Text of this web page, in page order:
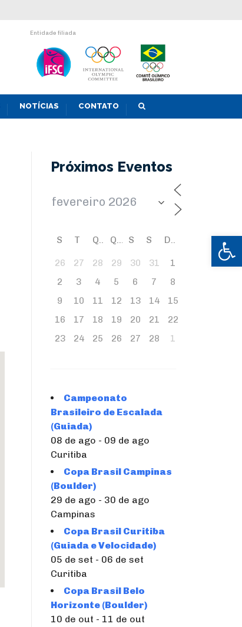
Abrir
Entidade filiada
NOTÍCIAS CONTATO
Próximos Eventos
S T Q Q S S D
26 27 28 29 30 31
1
2
3 4 5 6 7
8
9
10 11 12 13 14
15
16
17 18 19 20 21
22
23
24 25 26 27 28 1
Campeonato
Brasileiro de Escalada
(Guiada)
08 de ago - 09 de ago
Curitiba
Copa Brasil Campinas
(Boulder)
29 de ago - 30 de ago
Campinas
Copa Brasil Curitiba
(Guiada e Velocidade)
05 de set - 06 de set
Curitiba
Copa Brasil Belo
Horizonte (Boulder)
10 de out - 11 de out